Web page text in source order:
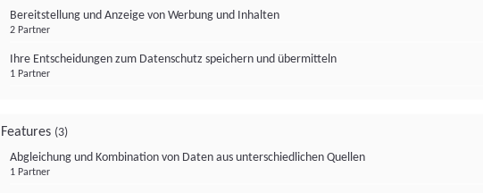
Bereitstellung und Anzeige von Werbung und Inhalten
2 Partner
Ihre Entscheidungen zum Datenschutz speichern und übermitteln
1 Partner
Features (3)
Abgleichung und Kombination von Daten aus unterschiedlichen Quellen
1 Partner